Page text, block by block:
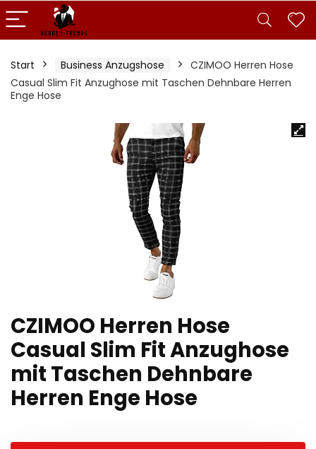
Start Business Anzugshose
CZIMOO Herren Hose
Casual Slim Fit Anzughose mit Taschen Dehnbare Herren
Enge Hose
CZIMOO Herren Hose
Casual Slim Fit Anzughose
mit Taschen Dehnbare
Herren Enge Hose